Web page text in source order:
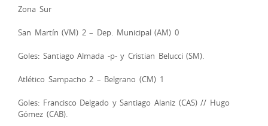
Zona Sur
San Martín (VM) 2 – Dep. Municipal (AM) 0
Goles: Santiago Almada -p- y Cristian Belucci (SM).
Atlético Sampacho 2 – Belgrano (CM) 1
Goles: Francisco Delgado y Santiago Alaniz (CAS) // Hugo
Gómez (CAB).